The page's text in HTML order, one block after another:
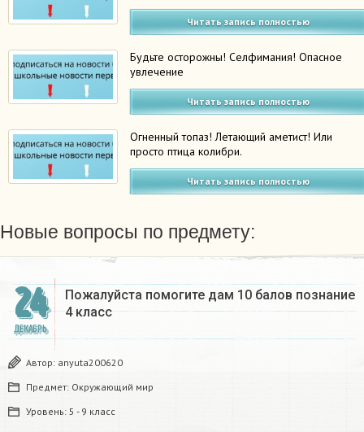
Читать запись полностью
Будьте осторожны! Селфимания! Опасное
увлечение
Читать запись полностью
Огненный топаз! Летающий аметист! Или
просто птица колибри.
Читать запись полностью
Новые вопросы по предмету:
24
ДЕКАБРЬ
Пожалуйста помогите дам 10 балов познание
4 класс​
Автор: anyuta200620
Предмет: Окружающий мир
Уровень: 5 - 9 класс